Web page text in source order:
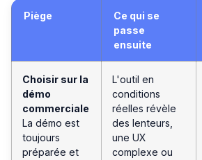
Piège
Ce qui se
passe
ensuite
Choisir sur la
démo
commerciale
La démo est
toujours
préparée et
L'outil en
conditions
réelles révèle
des lenteurs,
une UX
complexe ou